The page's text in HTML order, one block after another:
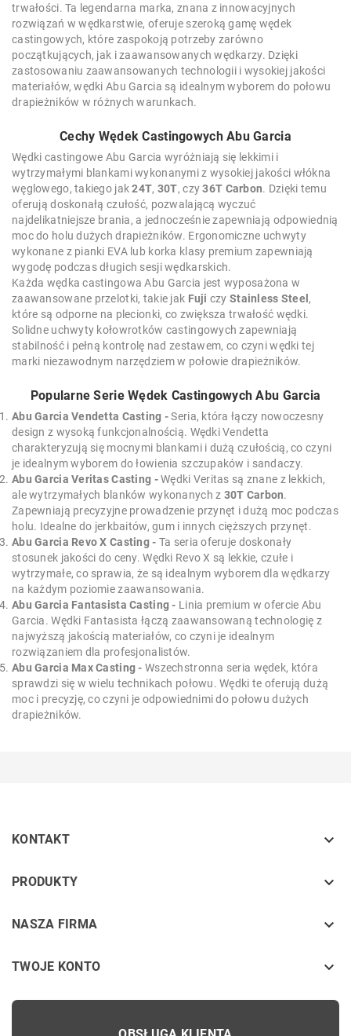
trwałości. Ta legendarna marka, znana z innowacyjnych
rozwiązań w wędkarstwie, oferuje szeroką gamę wędek
castingowych, które zaspokoją potrzeby zarówno
początkujących, jak i zaawansowanych wędkarzy. Dzięki
zastosowaniu zaawansowanych technologii i wysokiej jakości
materiałów, wędki Abu Garcia są idealnym wyborem do połowu
drapieżników w różnych warunkach.
Cechy Wędek Castingowych Abu Garcia
Wędki castingowe Abu Garcia wyróżniają się lekkimi i
wytrzymałymi blankami wykonanymi z wysokiej jakości włókna
węglowego, takiego jak24T, 30T, czy36T Carbon. Dzięki temu
oferują doskonałą czułość, pozwalającą wyczuć
najdelikatniejsze brania, a jednocześnie zapewniają odpowiednią
moc do holu dużych drapieżników. Ergonomiczne uchwyty
wykonane z pianki EVA lub korka klasy premium zapewniają
wygodę podczas długich sesji wędkarskich.
Każda wędka castingowa Abu Garcia jest wyposażona w
zaawansowane przelotki, takie jak Fuji czyStainless Steel ,
które są odporne na plecionki, co zwiększa trwałość wędki.
Solidne uchwyty kołowrotków castingowych zapewniają
stabilność i pełną kontrolę nad zestawem, co czyni wędki tej
marki niezawodnym narzędziem w połowie drapieżników.
Popularne Serie Wędek Castingowych Abu Garcia
Abu Garcia Vendetta Casting -Seria, która łączy nowoczesny
design z wysoką funkcjonalnością. Wędki Vendetta
charakteryzują się mocnymi blankami i dużą czułością, co czyni
je idealnym wyborem do łowienia szczupaków i sandaczy.
Abu Garcia Veritas Casting -Wędki Veritas są znane z lekkich,
ale wytrzymałych blanków wykonanych z 30T Carbon.
Zapewniają precyzyjne prowadzenie przynęt i dużą moc podczas
holu. Idealne do jerkbaitów, gum i innych cięższych przynęt.
Abu Garcia Revo X Casting - Ta seria oferuje doskonały
stosunek jakości do ceny. Wędki Revo X są lekkie, czułe i
wytrzymałe, co sprawia, że są idealnym wyborem dla wędkarzy
na każdym poziomie zaawansowania.
Abu Garcia Fantasista Casting - Linia premium w ofercie Abu
Garcia. Wędki Fantasista łączą zaawansowaną technologię z
najwyższą jakością materiałów, co czyni je idealnym
rozwiązaniem dla profesjonalistów.
Abu Garcia Max Casting - Wszechstronna seria wędek, która
sprawdzi się w wielu technikach połowu. Wędki te oferują dużą
moc i precyzję, co czyni je odpowiednimi do połowu dużych
drapieżników.
KONTAKT 
PRODUKTY keyboard_arrow_down
NASZA FIRMA keyboard_arrow_down
TWOJE KONTO 